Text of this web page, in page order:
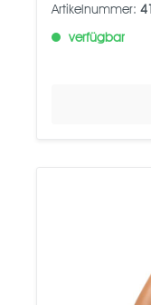
Artikelnummer:
verfügbar